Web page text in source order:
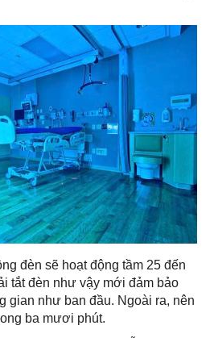
đèn sẽ hoạt động tầm 25 đến
tắt đèn như vậy mới đảm bảo
gian như ban đầu. Ngoài ra, nên
ba mươi phút.